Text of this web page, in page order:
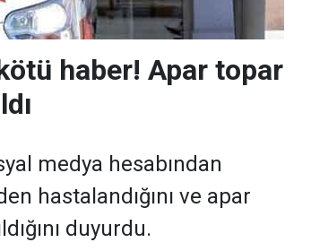
haber! Apar topar
medya hesabından
hastalandığını ve apar
duyurdu.